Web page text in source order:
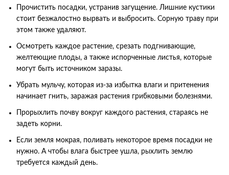
Прочистить посадки, устранив загущение. Лишние кустики
стоит безжалостно вырвать и выбросить. Сорную траву при
этом также удаляют.
Осмотреть каждое растение, срезать подгнивающие,
желтеющие плоды, а также испорченные листья, которые
могут быть источником заразы.
Убрать мульчу, которая из-за избытка влаги и притенения
начинает гнить, заражая растения грибковыми болезнями.
Прорыхлить почву вокруг каждого растения, стараясь не
задеть корни.
Если земля мокрая, поливать некоторое время посадки не
нужно. А чтобы влага быстрее ушла, рыхлить землю
требуется каждый день.